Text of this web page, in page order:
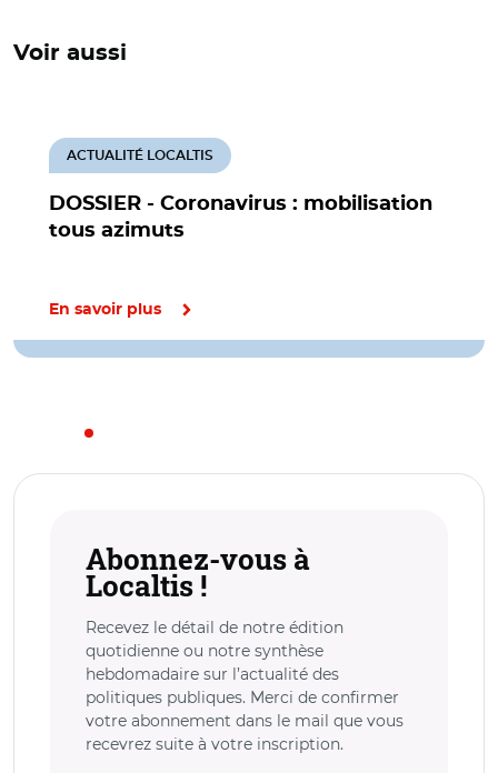
Voir aussi
DOSSIER - Coronavirus : mobilisation
tous azimuts
ACTUALITÉ LOCALTIS
En savoir plus
Abonnez-vous à
Localtis !
Recevez le détail de notre édition
quotidienne ou notre synthèse
hebdomadaire sur l’actualité des
politiques publiques. Merci de confirmer
votre abonnement dans le mail que vous
recevrez suite à votre inscription.